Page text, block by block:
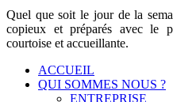
Quel que soitle jour de la
copieux et préparés avec le
courtoise et accueillante.
ACCUEIL
QUI SOMMES NOUS ?
ENTREPRISE